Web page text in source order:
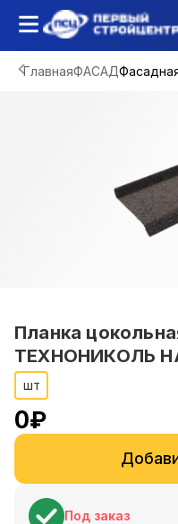
ГлавнаяФАСАД
Планка
ТЕХНОНИКОЛЬ
шт
0₽
Под заказ